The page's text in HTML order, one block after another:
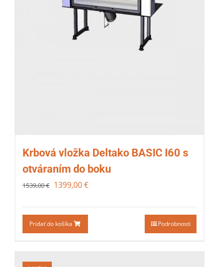
Krbová vložka Deltako BASIC I60 s
otváraním do boku
1539,00€ 1399,00€
Pridať do košíka Podrobnosti